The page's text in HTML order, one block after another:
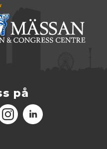
på
LinkedIn